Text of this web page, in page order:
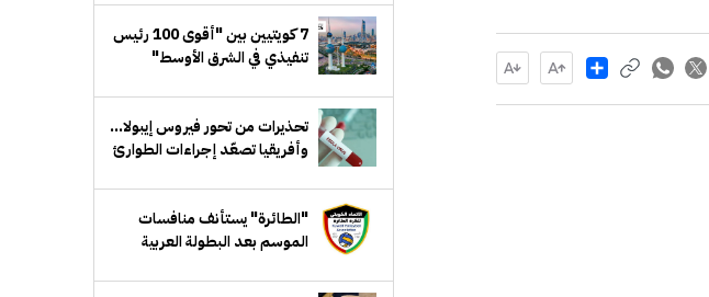
Share
7 كويتيين بين "أقوى 100 رئيس
تنفيذي في الشرق الأوسط"
تحذيرات من تحور فيروس إيبولا...
وأفريقيا تصعّد إجراءات الطوارئ
"الطائرة" يستأنف منافسات
الموسم بعد البطولة العربية